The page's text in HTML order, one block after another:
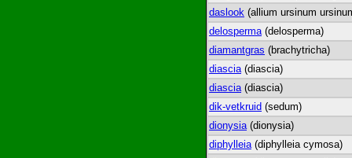
daslook (allium ursinum
delosperma(delosperma)
diamantgras (brachytricha)
diascia(diascia)
diascia(diascia)
dik-vetkruid (sedum)
dionysia(dionysia)
diphylleia(diphylleia cymosa)